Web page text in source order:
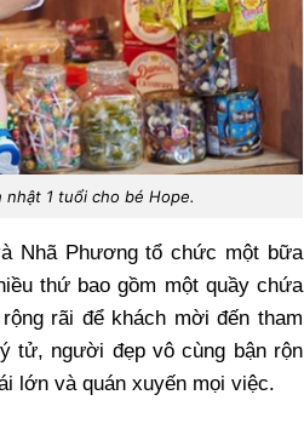
1 tuổi cho bé Hope.
Nhã Phương tổ chức một bữa
thứ bao gồm một quầy chứa
rãi để khách mời đến tham
tử, người đẹp vô cùng bận rộn
lớn và quán xuyến mọi việc.